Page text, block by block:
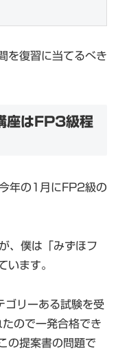
を復習に当てるべき
座はFP3級程
年の1月にFP2級の
、僕は「みずほフ
います。
ゴリーある試験を受
ので一発合格でき
の提案書の問題で